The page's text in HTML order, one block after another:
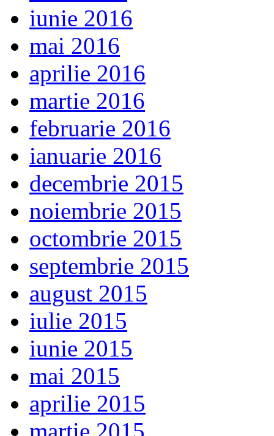
iunie 2016
mai 2016
aprilie 2016
martie 2016
februarie 2016
ianuarie 2016
decembrie 2015
noiembrie 2015
octombrie 2015
septembrie 2015
august 2015
iulie 2015
iunie 2015
mai 2015
aprilie 2015